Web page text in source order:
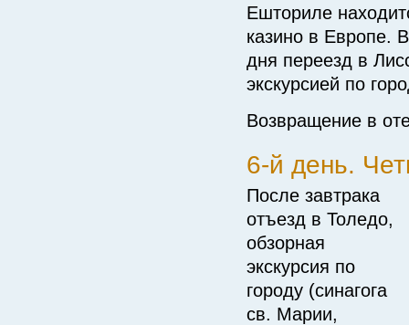
Ешториле
казино в Европе.
дня переезд в
экскурсией по
Возвращение в
6-й день.
После завтрака
отъезд в Толедо,
обзорная
экскурсия по
городу (синагога
св. Марии,